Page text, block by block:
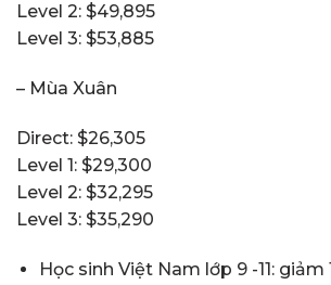
Level 2: $49,895
Level 3: $53,885
– Mùa Xuân
Direct: $26,305
Level 1: $29,300
Level 2: $32,295
Level 3: $35,290
Học sinh Việt Nam lớp 9 -11: giảm